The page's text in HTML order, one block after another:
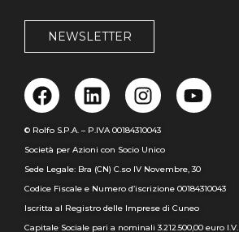
NEWSLETTER
© Rolfo S.P.A. – P.IVA 00184310043
Società per Azioni con Socio Unico
Sede Legale: Bra (CN) C.so IV Novembre, 30
Codice Fiscale e Numero d’iscrizione 00184310043
Iscritta al Registro delle Imprese di Cuneo
Capitale Sociale pari a nominali 3.212.500,00 euro I.V.